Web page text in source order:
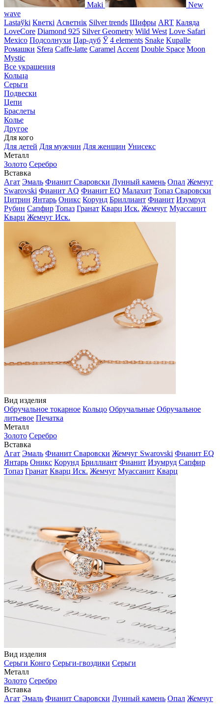
Maki
New
wave
Lastaўki Кветкі Асветнiк Silver trends Шифры ART Каляда
LoveCore Diamond 925 Silver Geometry Wild West Love Safari
Mexico Подсолнухи Цар-дуб Ў 4 elements Snake Kupalle
Ромашки Sfera Caffe-latte Caramel Accent Double Space Moon
Mystic
Все украшения
Кольца
Серьги
Подвески
Цепи
Браслеты
Колье
Другое
Для кого
Для детей Для мужчин Для женщин Унисекс
Металл
Золото Серебро
Вставка
Агат Эмаль Фианит Сваровски Лунный камень Опал Жемчуг
Swarovski Фианит AQ Фианит EQ Малахит Топаз Сваровски
Цитрин Янтарь Оникс Корунд Бриллиант Фианит Изумруд
Рубин Сапфир Топаз Гранат Кварц Иск. Жемчуг Муассанит
Кварц Жемчуг Иск.
Вид изделия
Обручальное токарное Кольцо Обручальные Обручальное
литьевое Печатка
Металл
Золото Серебро
Вставка
Агат Эмаль Фианит Сваровски Жемчуг Swarovski Фианит EQ
Янтарь Оникс Корунд Бриллиант Фианит Изумруд Сапфир
Топаз Гранат Кварц Иск. Жемчуг Муассанит Кварц
Вид изделия
Серьги Конго Серьги-гвоздики Серьги
Металл
Золото Серебро
Вставка
Агат Эмаль Фианит Сваровски Лунный камень Опал Жемчуг